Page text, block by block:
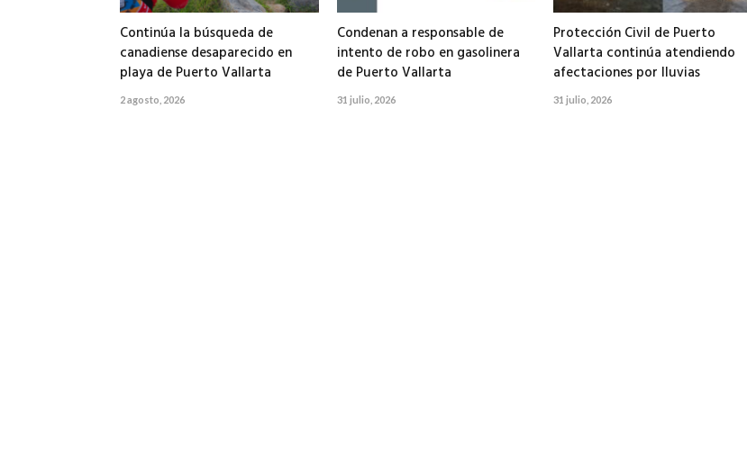
Continúa la búsqueda de
canadiense desaparecido en
playa de Puerto Vallarta
2 agosto, 2026
Condenan a responsable de
intento de robo en gasolinera
de Puerto Vallarta
31 julio, 2026
Protección Civil de Puerto
Vallarta continúa atendiendo
afectaciones por lluvias
31 julio, 2026